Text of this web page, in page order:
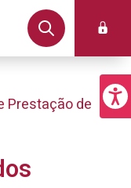
Prestação de